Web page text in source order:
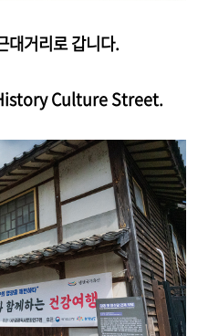
대거리로 갑니다.
Culture Street.